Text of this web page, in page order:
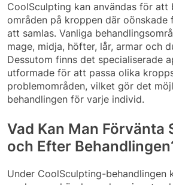
CoolSculpting kan användas för att
områden på kroppen där oönskade
att samlas. Vanliga
mage, midja, höfter, lår, armar och
Dessutom finns det specialiserade
utformade för att passa olika
problemområden, vilket gör det
behandlingen för varje individ.
Vad Kan Man Förvänta
och Efter
Under CoolSculpting-behandlingen